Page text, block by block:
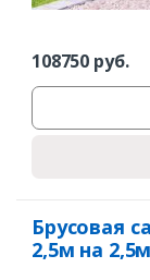
108750 руб.
Брусовая
2,5м на 2,5м